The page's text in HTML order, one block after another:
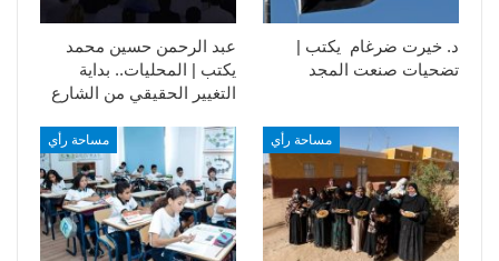
عبد الرحمن حسين محمد
يكتب | المحليات.. بداية
التغيير الحقيقي من الشارع
د. خيرت ضرغام يكتب |
تضحيات صنعت المجد
مساحة رأي مساحة رأي